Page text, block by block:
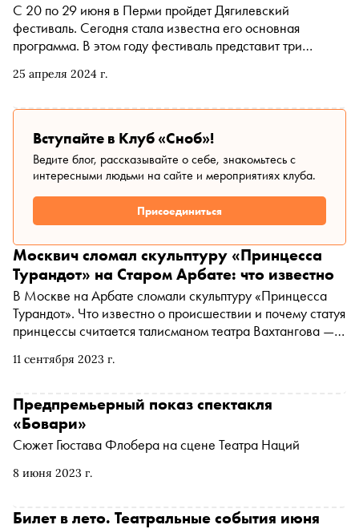
25 апреля 2024 г.
С 20 по 29 июня в Перми пройдет Дягилевский
фестиваль. Сегодня стала известна его основная
программа. В этом году фестиваль представит три
концерты Бориса Березовского и Варвары Мягковой,
физическую драму Владимира Варнавы по Ксенакису.
«Сноб» разобрался, что точно стоит посмотреть
Вступайте в Клуб «Сноб»!
Ведите блог, рассказывайте о себе, знакомьтесь с
интересными людьми на сайте и мероприятиях клуба.
Присоединиться
11 сентября 2023 г.
Москвич сломал скульптуру «Принцесса
Турандот» на Старом Арбате: что известно
В Москве на Арбате сломали скульптуру «Принцесса
Турандот». Что известно о происшествии и почему статуя
принцессы считается талисманом театра Вахтангова — в
8 июня 2023 г.
Предпремьерный показ спектакля
«Бовари»
Сюжет Гюстава Флобера на сцене Театра Наций
Билет в лето. Театральные события июня